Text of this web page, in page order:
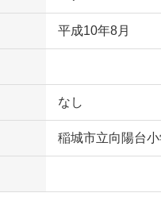
平成10年8月
なし
稲城市立向陽台